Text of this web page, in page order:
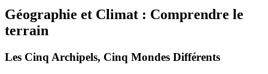
Géographie et Climat : Comprendre le
terrain
Les Cinq Archipels, Cinq Mondes Différents